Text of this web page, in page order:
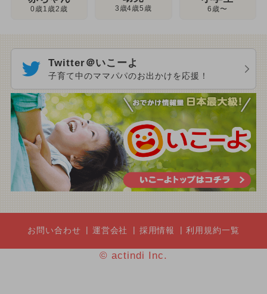
0歳1歳2歳 3歳4歳5歳 6歳〜
Twitter＠いこーよ
子育て中のママパパのお出かけを応援！
お問い合わせ 運営会社 採用情報 利用規約一覧
© actindi Inc.